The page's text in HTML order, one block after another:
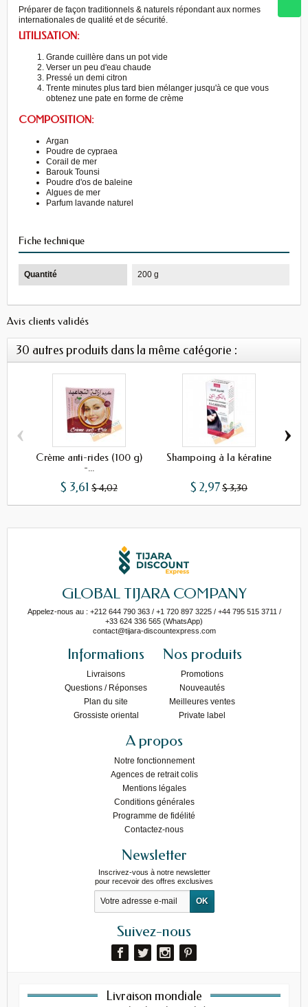
Préparer de façon traditionnels & naturels répondant aux normes
internationales de qualité et de sécurité.
UTILISATION:
Grande cuillère dans un pot vide
Verser un peu d'eau chaude
Pressé un demi citron
Trente minutes plus tard bien mélanger jusqu'à ce que vous
obtenez une pate en forme de crème
COMPOSITION:
Argan
Poudre de cypraea
Corail de mer
Barouk Tounsi
Poudre d'os de baleine
Algues de mer
Parfum lavande naturel
Fiche technique
Quantité 200 g
Avis clients validés
30 autres produits dans la même catégorie :
Crème anti-rides (100 g)
-...
$ 3,61 $ 4,02
Shampoing à la kératine
$ 2,97$ 3,30
‹ ›
GLOBAL TIJARA COMPANY
Appelez-nous au : +212 644 790 363 / +1 720 897 3225 / +44 795 515 3711 /
+33 624 336 565 (WhatsApp)
contact@tijara-discountexpress.com
Informations
Livraisons
Questions / Réponses
Plan du site
Grossiste oriental
Nos produits
Promotions
Nouveautés
Meilleures ventes
Private label
A propos
Notre fonctionnement
Agences de retrait colis
Mentions légales
Conditions générales
Programme de fidélité
Contactez-nous
Newsletter
Inscrivez-vous à notre newsletter
pour recevoir des offres exclusives
Suivez-nous
Livraison mondiale